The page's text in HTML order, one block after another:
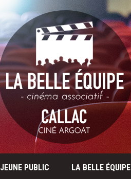
JEUNE PUBLIC LA BELLE ÉQUIPE